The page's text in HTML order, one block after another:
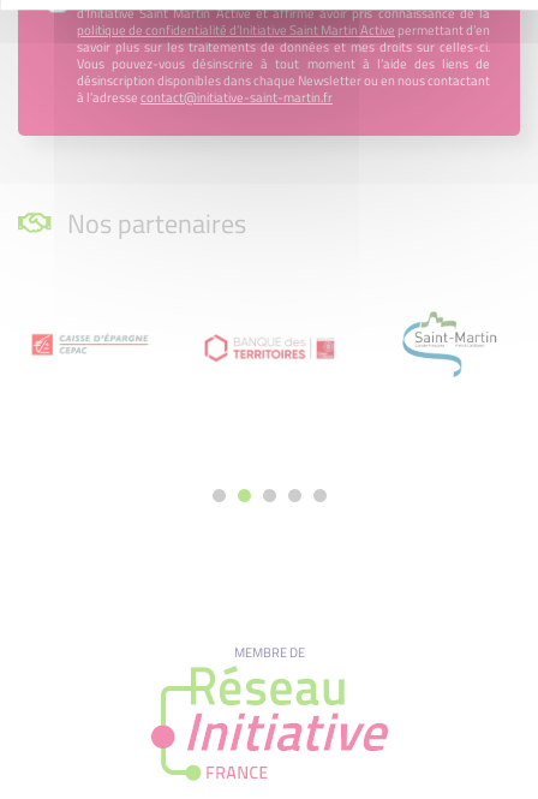
d'Initiative Saint Martin Active et affirme avoir pris connaissance de la
politique de confidentialité d’Initiative Saint Martin Active permettant d’en
savoir plus sur les traitements de données et mes droits sur celles-ci.
Vous pouvez-vous désinscrire à tout moment à l’aide des liens de
désinscription disponibles dans chaque Newsletter ou en nous contactant
à l’adressecontact@initiative-saint-martin.fr
Nos partenaires
MEMBRE DE